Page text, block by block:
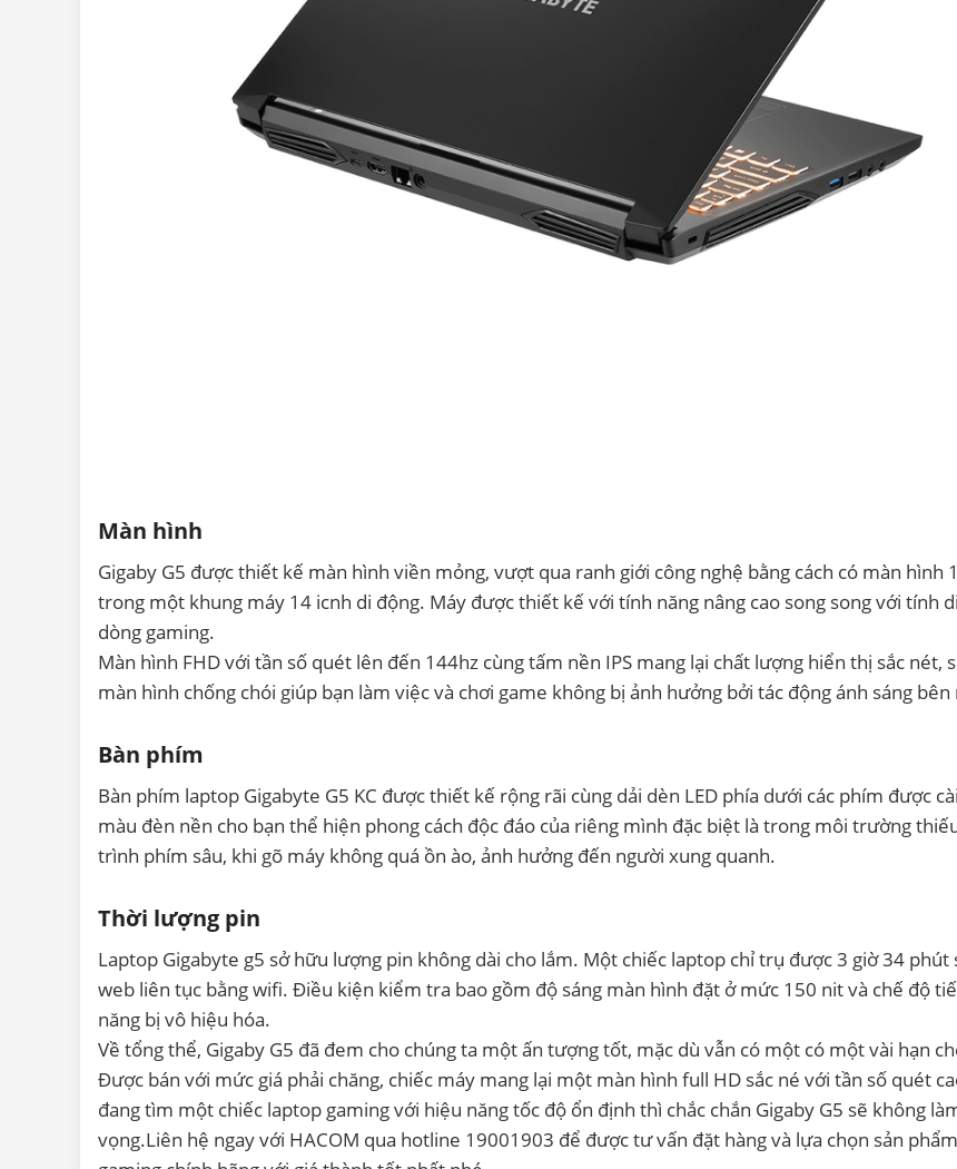
Màn hình
Gigaby G5 được thiết kế màn hình viền mỏng, vượt qua ranh giới công nghệ bằng cách có màn hình
trong một khung máy 14 icnh di động. Máy được thiết kế với tính năng nâng cao song song với tính
dòng gaming.
Màn hình FHD với tần số quét lên đến 144hz cùng tấm nền IPS mang lại chất lượng hiển thị sắc nét,
màn hình chống chói giúp bạn làm việc và chơi game không bị ảnh hưởng bởi tác động ánh sáng bên
Bàn phím
Bàn phím laptop Gigabyte G5 KC được thiết kế rộng rãi cùng dải dèn LED phía dưới các phím được
màu đèn nền cho bạn thể hiện phong cách độc đáo của riêng mình đặc biệt là trong môi trường
trình phím sâu, khi gõ máy không quá ồn ào, ảnh hưởng đến người xung quanh.
Thời lượng pin
Laptop Gigabyte g5 sở hữu lượng pin không dài cho lắm. Một chiếc laptop chỉ trụ được 3 giờ 34 phút
web liên tục bằng wifi. Điều kiện kiểm tra bao gồm độ sáng màn hình đặt ở mức 150 nit và chế độ
năng bị vô hiệu hóa.
Về tổng thể, Gigaby G5 đã đem cho chúng ta một ấn tượng tốt, mặc dù vẫn có một có một vài hạn
Được bán với mức giá phải chăng, chiếc máy mang lại một màn hình full HD sắc né với tần số quét
đang tìm một chiếc laptop gaming với hiệu năng tốc độ ổn định thì chắc chắn Gigaby G5 sẽ không
vọng.Liên hệ ngay với HACOM qua hotline 19001903 để được tư vấn đặt hàng và lựa chọn sản